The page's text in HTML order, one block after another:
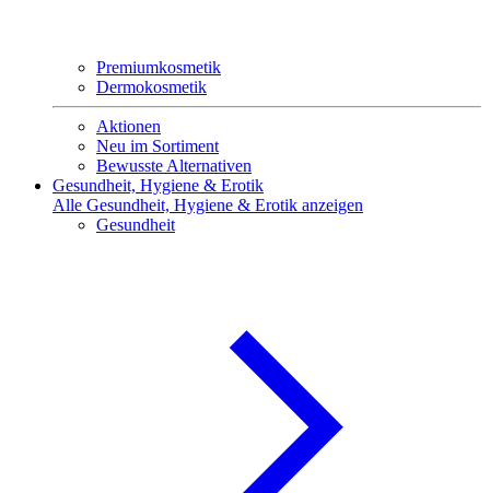
Premiumkosmetik
Dermokosmetik
Aktionen
Neu im Sortiment
Bewusste Alternativen
Gesundheit, Hygiene & Erotik
Alle Gesundheit, Hygiene & Erotik anzeigen
Gesundheit